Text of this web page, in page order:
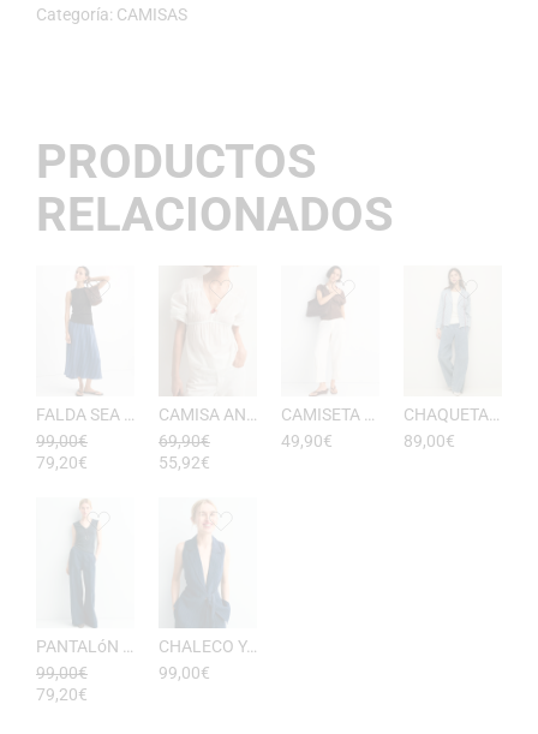
Categoría: CAMISAS
PRODUCTOS
RELACIONADOS
99,00€
79,20€
69,90€
55,92€
49,90€
89,00€
PANTALóN YUKATA MUJER RAYAS DE ESEOESE
99,00€
79,20€
CHALECO YUKATA MUJER DE RAYAS ESEOESE
99,00€